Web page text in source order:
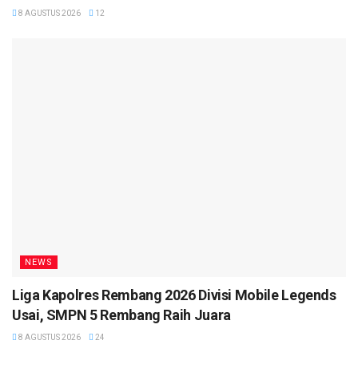
8 AGUSTUS 2026 12
NEWS
Liga Kapolres Rembang 2026 Divisi Mobile Legends
Usai, SMPN 5 Rembang Raih Juara
8 AGUSTUS 2026 24